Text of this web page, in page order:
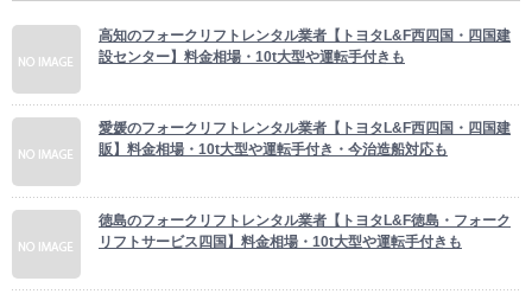
高知のフォークリフトレンタル業者【トヨタL&F西四国・四国建
設センター】料金相場・10t大型や運転手付きも
愛媛のフォークリフトレンタル業者【トヨタL&F西四国・四国建
販】料金相場・10t大型や運転手付き・今治造船対応も
徳島のフォークリフトレンタル業者【トヨタL&F徳島・フォーク
リフトサービス四国】料金相場・10t大型や運転手付きも